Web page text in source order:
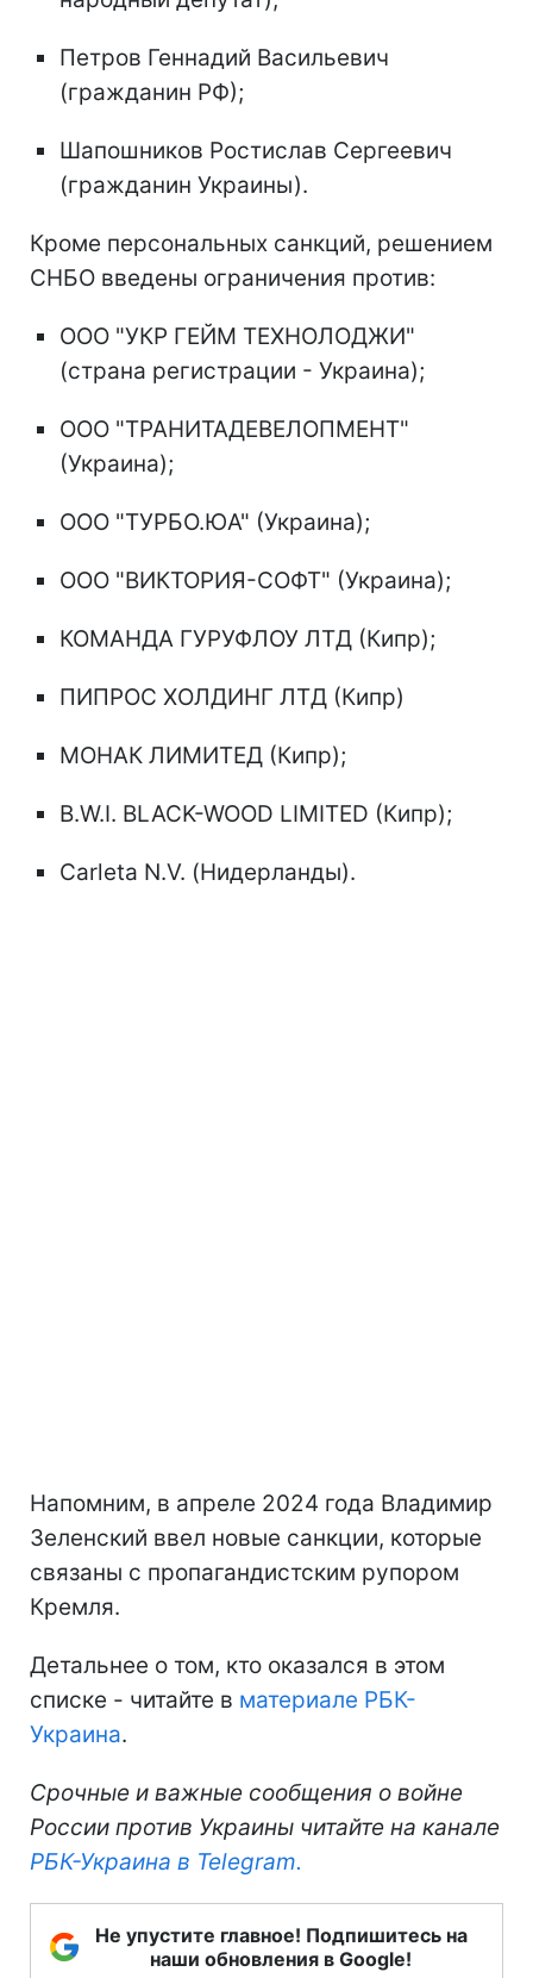
Петров Геннадий Васильевич
(гражданин РФ);
Шапошников Ростислав Сергеевич
(гражданин Украины).
Кроме персональных санкций, решением
СНБО введены ограничения против:
ООО "УКР ГЕЙМ ТЕХНОЛОДЖИ"
(страна регистрации - Украина);
ООО "ТРАНИТАДЕВЕЛОПМЕНТ"
(Украина);
ООО "ТУРБО.ЮА" (Украина);
ООО "ВИКТОРИЯ-СОФТ" (Украина);
КОМАНДА ГУРУФЛОУ ЛТД (Кипр);
ПИПРОС ХОЛДИНГ ЛТД (Кипр)
МОНАК ЛИМИТЕД (Кипр);
В.W.I. BLACK-WOOD LIMITED (Кипр);
Carleta N.V. (Нидерланды).
Напомним, в апреле 2024 года Владимир
Зеленский ввел новые санкции, которые
связаны с пропагандистским рупором
Кремля.
Детальнее о том, кто оказался в этом
списке - читайте в материале РБК-
Украина.
Срочные и важные сообщения о войне
России против Украины читайте на канале
РБК-Украина в Telegram.
Не упустите главное! Подпишитесь на
наши обновления в Google!